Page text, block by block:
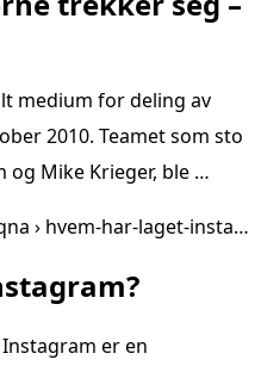
medium for deling av
2010. Teamet som sto
og Mike Krieger, ble …
› hvem-har-laget-insta…
er en